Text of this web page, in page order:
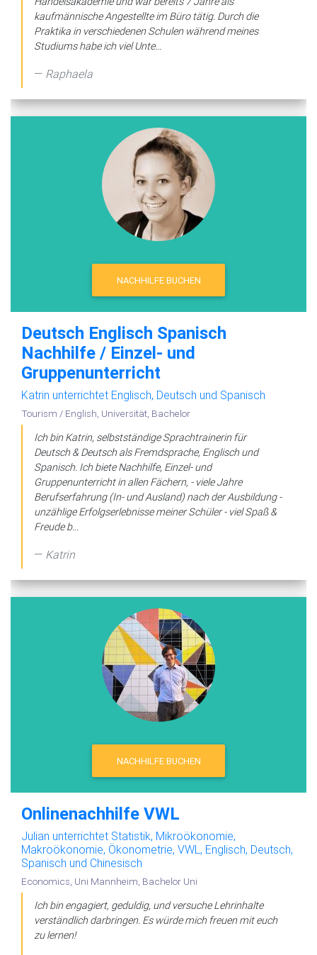
kaufmännische Angestellte im Büro tätig. Durch die
Praktika in verschiedenen Schulen während meines
Studiums habe ich viel Unte...
Raphaela
NACHHILFE BUCHEN
Deutsch Englisch Spanisch
Nachhilfe / Einzel- und
Gruppenunterricht
Katrin unterrichtet Englisch, Deutsch und Spanisch
Tourism / English, Universität, Bachelor
Ich bin Katrin, selbstständige Sprachtrainerin für
Deutsch & Deutsch als Fremdsprache, Englisch und
Spanisch. Ich biete Nachhilfe, Einzel- und
Gruppenunterricht in allen Fächern, - viele Jahre
Berufserfahrung (In- und Ausland) nach der Ausbildung -
unzählige Erfolgserlebnisse meiner Schüler - viel Spaß &
Freude b...
Katrin
NACHHILFE BUCHEN
Onlinenachhilfe VWL
Julian unterrichtet Statistik, Mikroökonomie,
Makroökonomie, Ökonometrie, VWL, Englisch, Deutsch,
Spanisch und Chinesisch
Economics, Uni Mannheim, Bachelor Uni
Ich bin engagiert, geduldig, und versuche Lehrinhalte
verständlich darbringen. Es würde mich freuen mit euch
zu lernen!